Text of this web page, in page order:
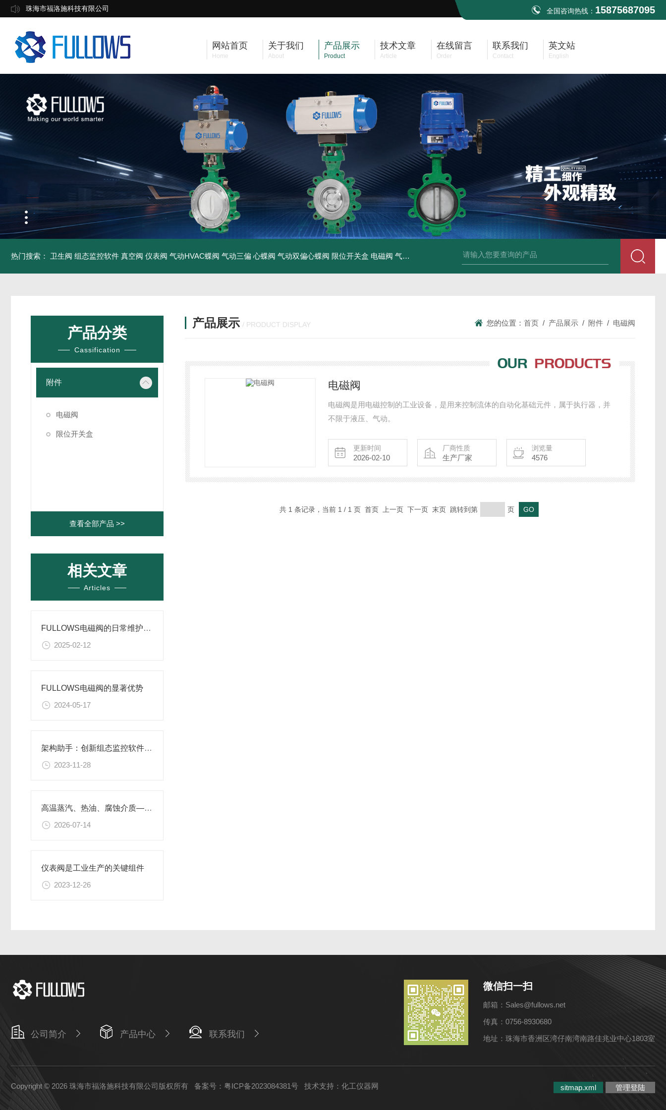
珠海市福洛施科技有限公司 全国咨询热线： 15875687095
网站首页
Home
关于我们
About
产品展示
Product
技术文章
Article
在线留言
Order
联系我们
Contact
英文站
English
热门搜索： 卫生阀 组态监控软件 真空阀 仪表阀 气动HVAC蝶阀 气动三偏 心蝶阀 气动双偏心蝶阀 限位开关盒 电磁阀 气动执行器 电动执行器 手动双偏心蝶阀 手动三偏心蝶阀 手动HVAC蝶阀 电动球阀
产品分类
Cassification
附件
电磁阀
限位开关盒
查看全部产品 >>
相关文章
Articles
FULLOWS电磁阀的日常维护与保养要点
2025-02-12
FULLOWS电磁阀的显著优势
2024-05-17
架构助手：创新组态监控软件的未来
2023-11-28
高温蒸汽、热油、腐蚀介质——福洛施手动三偏心蝶阀的适用边界与选型要点
2026-07-14
仪表阀是工业生产的关键组件
2023-12-26
产品展示 / PRODUCT DISPLAY 您的位置： 首页 / 产品展示 / 附件 / 电磁阀
电磁阀
电磁阀是用电磁控制的工业设备，是用来控制流体的自动化基础元件，属于执行器，并
不限于液压、气动。
更新时间
2026-02-10
厂商性质
生产厂家
浏览量
4576
共 1 条记录，当前 1 / 1 页 首页 上一页 下一页 末页 跳转到第 页
公司简介 产品中心 联系我们
微信扫一扫
邮箱：Sales@fullows.net
传真：0756-8930680
地址：珠海市香洲区湾仔南湾南路佳兆业中心1803室
Copyright © 2026 珠海市福洛施科技有限公司版权所有 备案号：粤ICP备2023084381号 技术支持： 化工仪器网 sitmap.xml 管理登陆